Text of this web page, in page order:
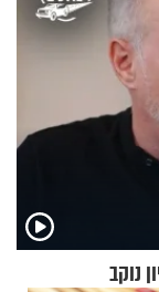
נוקב